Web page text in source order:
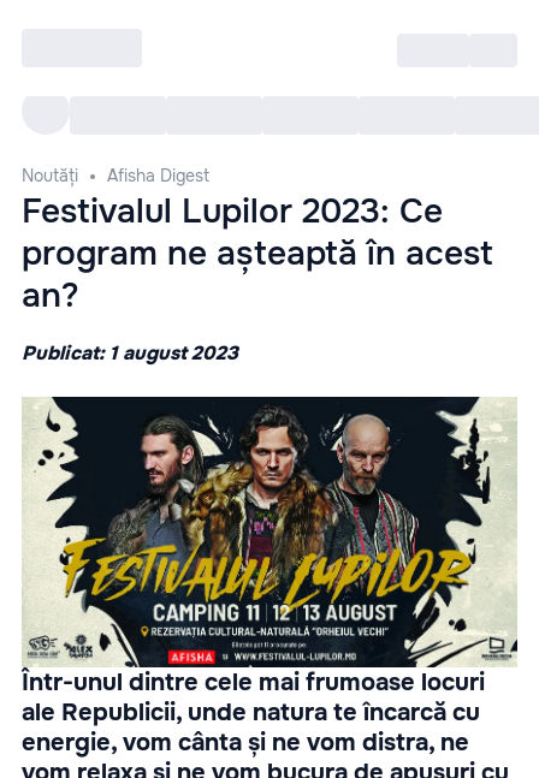
Noutăți Afisha Digest
Festivalul Lupilor 2023: Ce
program ne așteaptă în acest
an?
Publicat: 1 august 2023
Într-unul dintre cele mai frumoase locuri
ale Republicii, unde natura te încarcă cu
energie, vom cânta și ne vom distra, ne